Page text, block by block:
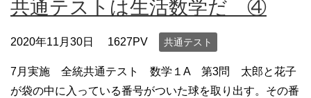
共通テストは生活数学だ ④
2020年11月30日 1627PV 共通テスト
7月実施 全統共通テスト 数学１A 第3問 太郎と花子
が袋の中に入っている番号がついた球を取り出す。その番